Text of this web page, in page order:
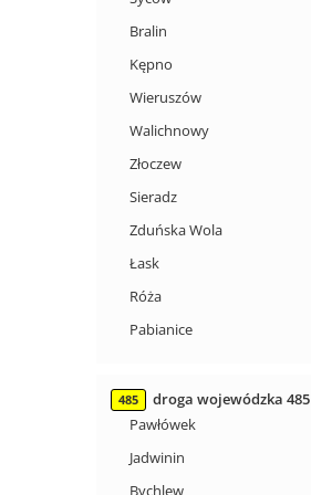
Bralin
Kępno
Wieruszów
Walichnowy
Złoczew
Sieradz
Zduńska Wola
Łask
Róża
Pabianice
485
droga wojewódzka 485
Pawłówek
Jadwinin
Bychlew